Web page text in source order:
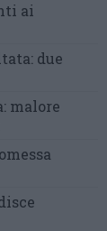
ai
due
malore